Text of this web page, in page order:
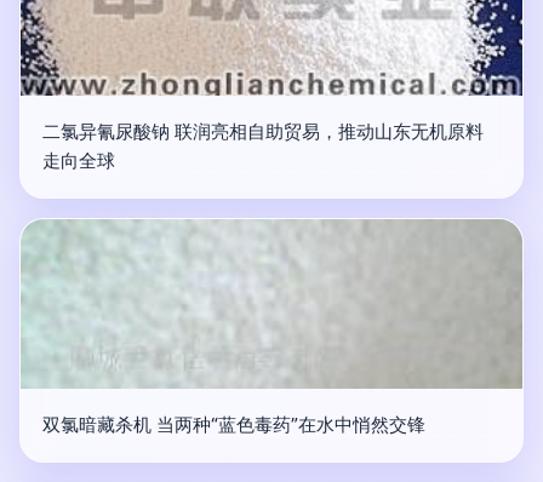
二氯异氰尿酸钠 联润亮相自助贸易，推动山东无机原料
走向全球
双氯暗藏杀机 当两种“蓝色毒药”在水中悄然交锋